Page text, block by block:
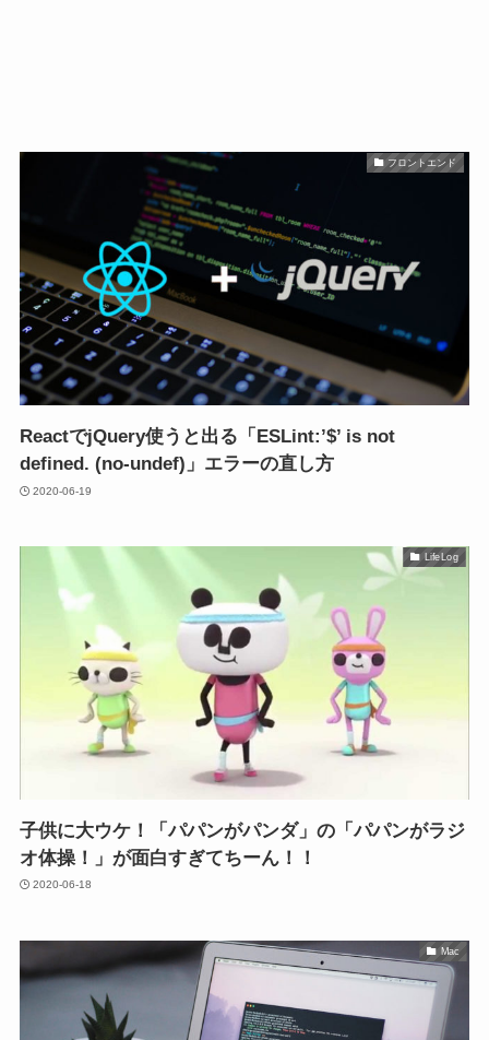
フロントエンド
ReactでjQuery使うと出る「ESLint:’$’ is not
defined. (no-undef)」エラーの直し方
2020-06-19
LifeLog
子供に大ウケ！「パパンがパンダ」の「パパンがラジ
オ体操！」が面白すぎてちーん！！
2020-06-18
Mac